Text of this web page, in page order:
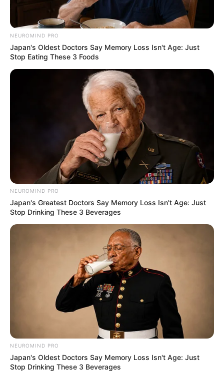
NEUROMIND PRO
Japan's Oldest Doctors Say Memory Loss Isn't Age: Just
Stop Eating These 3 Foods
NEUROMIND PRO
Japan's Greatest Doctors Say Memory Loss Isn't Age: Just
Stop Drinking These 3 Beverages
NEUROMIND PRO
Japan's Oldest Doctors Say Memory Loss Isn't Age: Just
Stop Drinking These 3 Beverages